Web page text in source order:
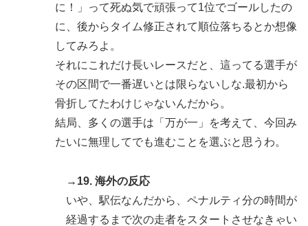
に！」って死ぬ気で頑張って1位でゴールしたの
に、後からタイム修正されて順位落ちるとか想像
してみろよ。
それにこれだけ長いレースだと、這ってる選手が
その区間で一番遅いとは限らないしな.最初から
骨折してたわけじゃないんだから。
結局、多くの選手は「万が一」を考えて、今回み
たいに無理してでも進むことを選ぶと思うわ。
→19. 海外の反応
いや、駅伝なんだから、ペナルティ分の時間が
経過するまで次の走者をスタートさせなきゃい